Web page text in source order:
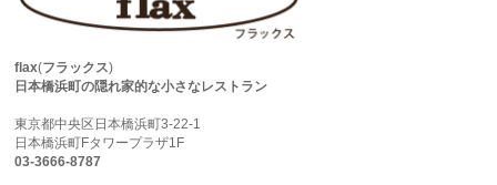
flax(フラックス)
日本橋浜町の隠れ家的な小さなレストラン
東京都中央区日本橋浜町3-22-1
日本橋浜町Fタワープラザ1F
03-3666-8787